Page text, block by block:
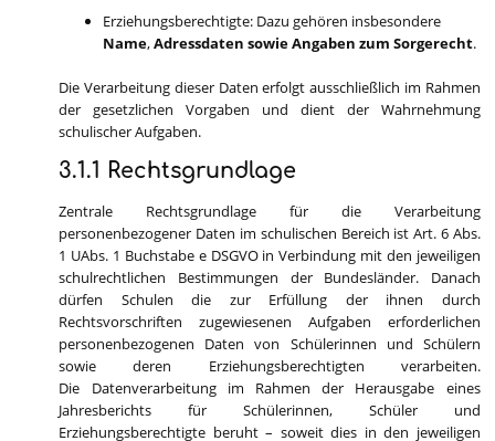
Erziehungsberechtigte: Dazu gehören insbesondere
Name,Adressdaten sowie Angaben zum Sorgerecht.
Die Verarbeitung dieser Daten erfolgt ausschließlich im Rahmen
der gesetzlichen Vorgaben und dient der Wahrnehmung
schulischer Aufgaben.
3.1.1 Rechtsgrundlage
Zentrale Rechtsgrundlage für die Verarbeitung
personenbezogener Daten im schulischen Bereich ist Art. 6 Abs.
1 UAbs. 1 Buchstabe e DSGVO in Verbindung mit den jeweiligen
schulrechtlichen Bestimmungen der Bundesländer. Danach
dürfen Schulen die zur Erfüllung der ihnen durch
Rechtsvorschriften zugewiesenen Aufgaben erforderlichen
personenbezogenen Daten von Schülerinnen und Schülern
sowie deren Erziehungsberechtigten verarbeiten.
Die Datenverarbeitung im Rahmen der Herausgabe eines
Jahresberichts für Schülerinnen, Schüler und
Erziehungsberechtigte beruht – soweit dies in den jeweiligen